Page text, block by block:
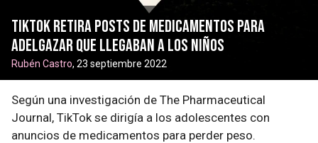
TikTok retira posts de medicamentos para
adelgazar que llegaban a los niños
Rubén Castro, 23 septiembre 2022
Según una investigación de The Pharmaceutical
Journal, TikTok se dirigía a los adolescentes con
anuncios de medicamentos para perder peso.